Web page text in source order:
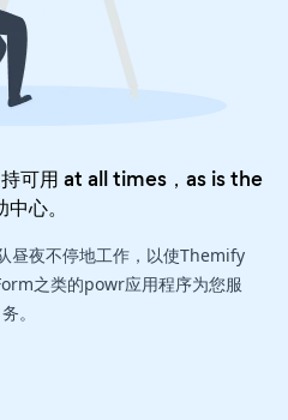
可用 at all times，as is the
中心。
昼夜不停地工作，以使Themify
之类的powr应用程序为您服
务。